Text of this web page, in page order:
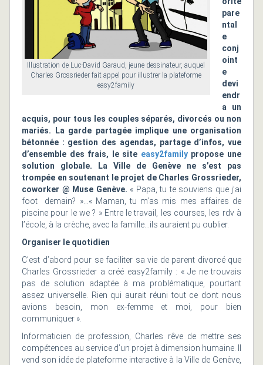
Illustration de Luc-David Garaud, jeune dessinateur, auquel
Charles Grossrieder fait appel pour illustrer la plateforme
easy2family
pare
ntal
e
conj
oint
e
devi
endr
a un
acquis, pour tous les couples séparés, divorcés ou non
mariés. La garde partagée implique une organisation
bétonnée : gestion des agendas, partage d’infos, vue
d’ensemble des frais, le site easy2familypropose une
solution globale. La Ville de Genève ne s’est pas
trompée en soutenant le projet de Charles Grossrieder,
coworker @ Muse Genève. « Papa, tu te souviens que j’ai
foot demain? »…« Maman, tu m’as mis mes affaires de
piscine pour le we ? » Entre le travail, les courses, les rdv à
l’école, à la crèche, avec la famille…ils auraient pu oublier.
Organiser le quotidien
C’est d’abord pour se faciliter sa vie de parent divorcé que
Charles Grossrieder a créé easy2family : « Je ne trouvais
pas de solution adaptée à ma problématique, pourtant
assez universelle. Rien qui aurait réuni tout ce dont nous
avions besoin, mon ex-femme et moi, pour bien
communiquer ».
Informaticien de profession, Charles rêve de mettre ses
compétences au service d’un projet à dimension humaine. Il
vend son idée de plateforme interactive à la Ville de Genève,